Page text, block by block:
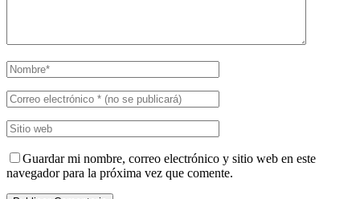
Guardar mi nombre, correo electrónico y sitio web en este
navegador para la próxima vez que comente.